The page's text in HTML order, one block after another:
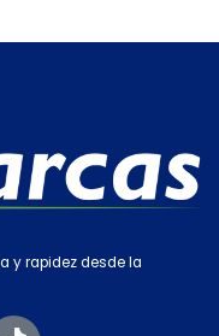
y rapidez desde la